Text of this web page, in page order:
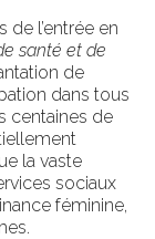
de l’entrée en
santé et de
de
dans tous
centaines de
la vaste
sociaux
féminine,